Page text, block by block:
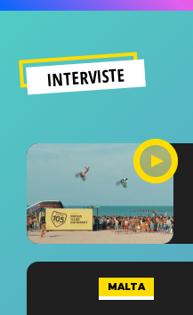
INTERVISTE
MALTA